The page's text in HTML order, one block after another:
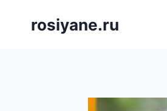
rosiyane.ru